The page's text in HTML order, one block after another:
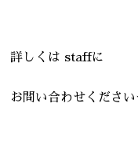
詳しくは staffに
お問い合わせください